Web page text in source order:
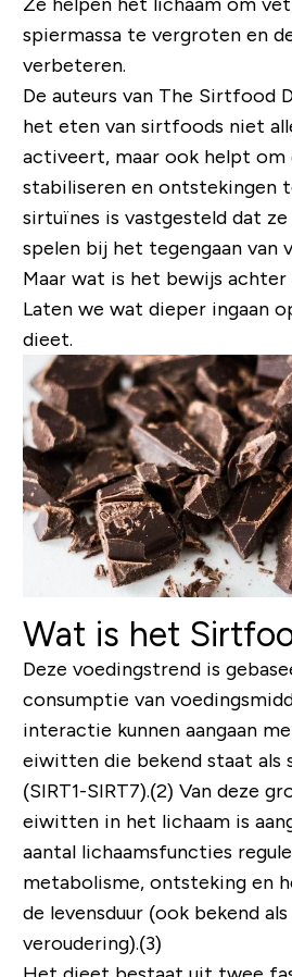
spiermassa te vergroten en
verbeteren.
De auteurs van The Sirtfood
het eten van sirtfoods niet
activeert, maar ook helpt om
stabiliseren en ontstekingen
sirtuïnes is vastgesteld dat
spelen bij het tegengaan van
Maar wat is het bewijs
Laten we wat dieper ingaan
dieet.
Wat is het
Deze voedingstrend is
consumptie van
interactie kunnen aangaan
eiwitten die bekend staat
(SIRT1-SIRT7).(2) Van deze
eiwitten in het lichaam is
aantal lichaamsfuncties
metabolisme, ontsteking en
de levensduur (ook bekend
veroudering).(3)